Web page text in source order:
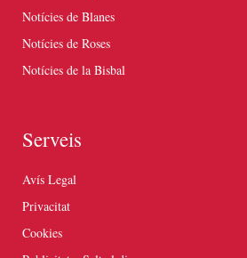
Notícies de Blanes
Notícies de Roses
Notícies de la Bisbal
Serveis
Avís Legal
Privacitat
Cookies